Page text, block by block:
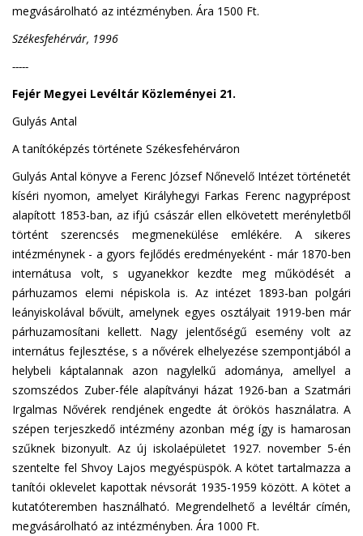
megvásárolható az intézményben. Ára 1500 Ft.
Székesfehérvár, 1996
-----
Fejér Megyei Levéltár Közleményei 21.
Gulyás Antal
A tanítóképzés története Székesfehérváron
Gulyás Antal könyve a Ferenc József Nőnevelő Intézet történetét
kíséri nyomon, amelyet Királyhegyi Farkas Ferenc nagyprépost
alapított 1853-ban, az ifjú császár ellen elkövetett merényletből
történt szerencsés megmenekülése emlékére. A sikeres
intézménynek - a gyors fejlődés eredményeként - már 1870-ben
internátusa volt, s ugyanekkor kezdte meg működését a
párhuzamos elemi népiskola is. Az intézet 1893-ban polgári
leányiskolával bővült, amelynek egyes osztályait 1919-ben már
párhuzamosítani kellett. Nagy jelentőségű esemény volt az
internátus fejlesztése, s a nővérek elhelyezése szempontjából a
helybeli káptalannak azon nagylelkű adománya, amellyel a
szomszédos Zuber-féle alapítványi házat 1926-ban a Szatmári
Irgalmas Nővérek rendjének engedte át örökös használatra. A
szépen terjeszkedő intézmény azonban még így is hamarosan
szűknek bizonyult. Az új iskolaépületet 1927. november 5-én
szentelte fel Shvoy Lajos megyéspüspök. A kötet tartalmazza a
tanítói oklevelet kapottak névsorát 1935-1959 között. A kötet a
kutatóteremben használható. Megrendelhető a levéltár címén,
megvásárolható az intézményben. Ára 1000 Ft.